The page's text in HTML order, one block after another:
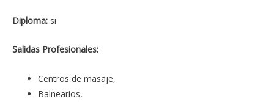
Diploma: si
Salidas Profesionales:
Centros de masaje,
Balnearios,